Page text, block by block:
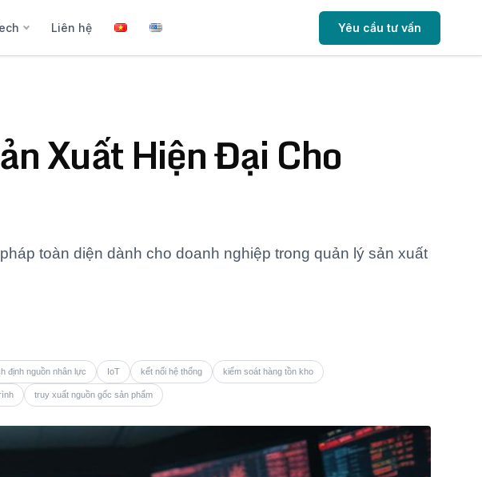
Liên hệ Yêu cầu tư vấn
Xuất Hiện Đại Cho
toàn diện dành cho doanh nghiệp trong quản lý sản xuất
định nguồn nhân lực IoT kết nối hệ thống kiểm soát hàng tồn kho
truy xuất nguồn gốc sản phẩm